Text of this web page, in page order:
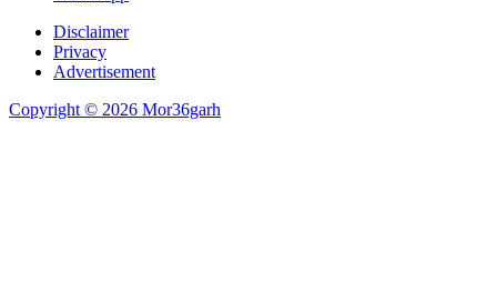
Disclaimer
Privacy
Advertisement
Copyright © 2026 Mor36garh